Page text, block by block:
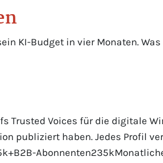
KI-Budget in vier Monaten.
Trusted Voices für die digitale
publiziert haben. Jedes Profil